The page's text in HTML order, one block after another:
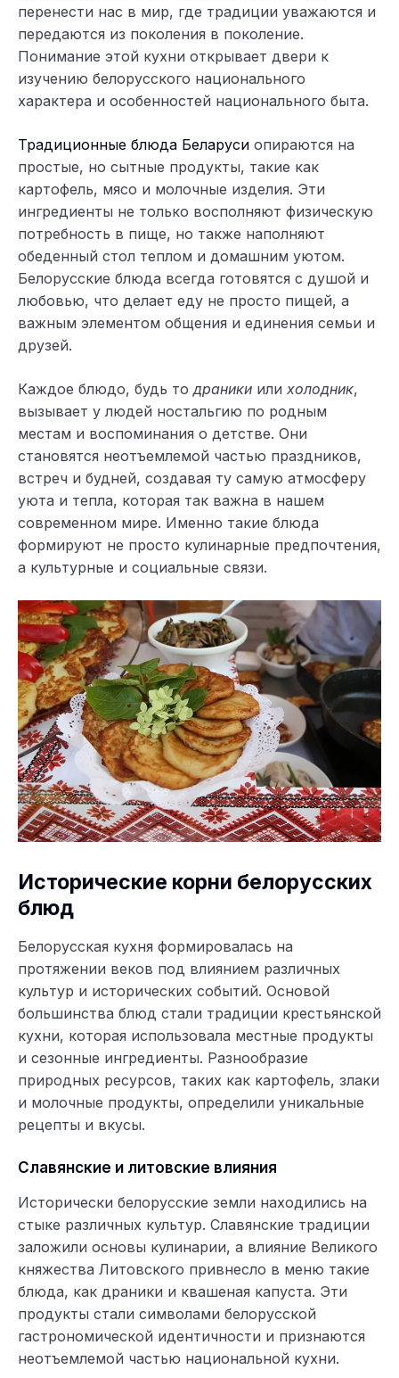
перенести нас в мир, где традиции уважаются и
передаются из поколения в поколение.
Понимание этой кухни открывает двери к
изучению белорусского национального
характера и особенностей национального быта.
Традиционные блюда Беларуси опираются на
простые, но сытные продукты, такие как
картофель, мясо и молочные изделия. Эти
ингредиенты не только восполняют физическую
потребность в пище, но также наполняют
обеденный стол теплом и домашним уютом.
Белорусские блюда всегда готовятся с душой и
любовью, что делает еду не просто пищей, а
важным элементом общения и единения семьи и
друзей.
Каждое блюдо, будь тодраники или холодник,
вызывает у людей ностальгию по родным
местам и воспоминания о детстве. Они
становятся неотъемлемой частью праздников,
встреч и будней, создавая ту самую атмосферу
уюта и тепла, которая так важна в нашем
современном мире. Именно такие блюда
формируют не просто кулинарные предпочтения,
а культурные и социальные связи.
Исторические корни белорусских
блюд
Белорусская кухня формировалась на
протяжении веков под влиянием различных
культур и исторических событий. Основой
большинства блюд стали традиции крестьянской
кухни, которая использовала местные продукты
и сезонные ингредиенты. Разнообразие
природных ресурсов, таких как картофель, злаки
и молочные продукты, определили уникальные
рецепты и вкусы.
Славянские и литовские влияния
Исторически белорусские земли находились на
стыке различных культур. Славянские традиции
заложили основы кулинарии, а влияние Великого
княжества Литовского привнесло в меню такие
блюда, как драники и квашеная капуста. Эти
продукты стали символами белорусской
гастрономической идентичности и признаются
неотъемлемой частью национальной кухни.